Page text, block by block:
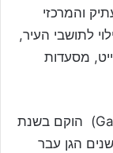
והמרכזי
לתושבי העיר,
מסעדות
הגן הבוטני של בוקרשט (Gardina Botanica) הוקם בשנת
במהלך השנים הגן עבר